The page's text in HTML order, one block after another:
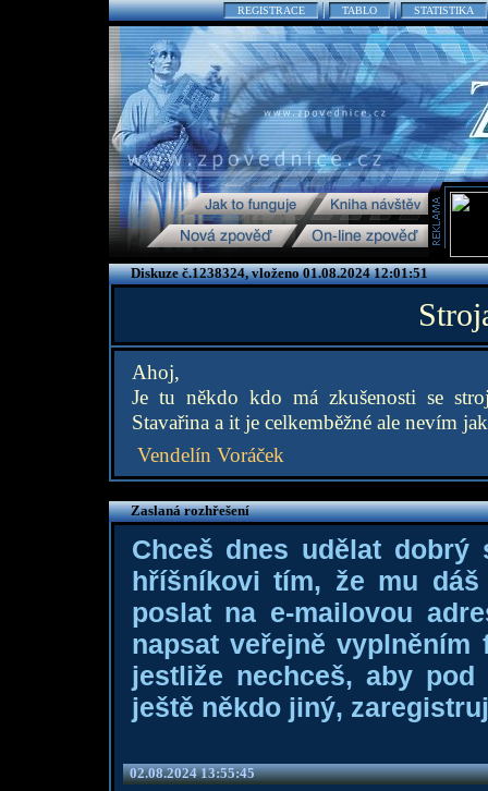
REGISTRACE TABLO STATISTIKA
Diskuze č.1238324, vloženo 01.08.2024 12:01:51
Ahoj,
Je tu někdo kdo má zkušenosti se
Stavařina a it je celkemběžné ale nevím
Vendelín Voráček
Zaslaná rozhřešení
Chceš dnes udělat dobrý
hříšníkovi tím, že mu
poslat na e-mailovou
napsat veřejně
jestliže nechceš, aby
ještě někdo jiný,
02.08.2024 13:55:45